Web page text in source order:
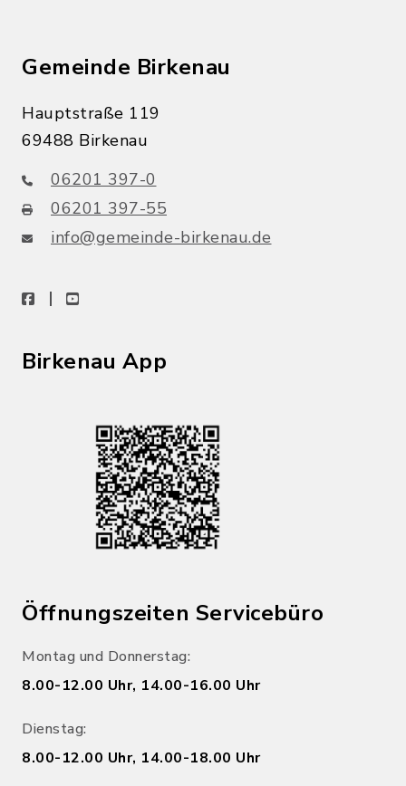
Gemeinde Birkenau
Hauptstraße 119
69488 Birkenau
06201 397-0
06201 397-55
info@gemeinde-birkenau.de
facebookyoutube
Birkenau App
Öffnungszeiten Servicebüro
Montag und Donnerstag:
8.00-12.00 Uhr, 14.00-16.00 Uhr
Dienstag:
8.00-12.00 Uhr, 14.00-18.00 Uhr